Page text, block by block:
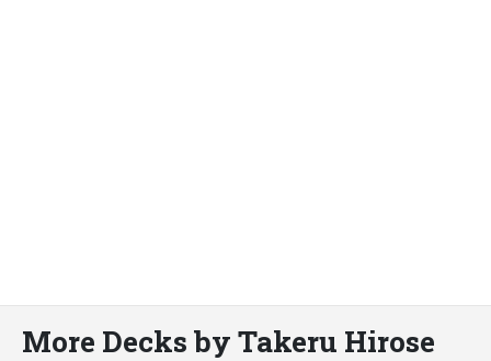
More Decks by Takeru Hirose